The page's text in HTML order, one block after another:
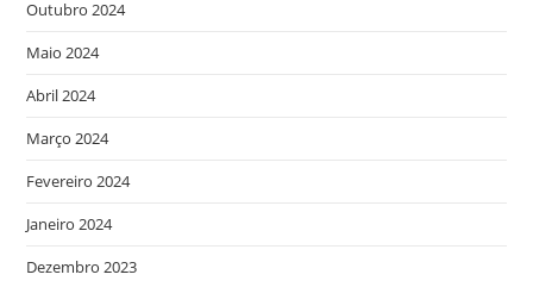
Outubro 2024
Maio 2024
Abril 2024
Março 2024
Fevereiro 2024
Janeiro 2024
Dezembro 2023